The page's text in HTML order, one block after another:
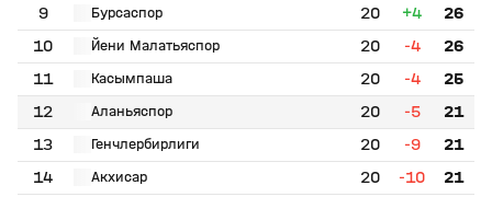
9
Бурсаспор 20 +4
26
10
Йени Малатьяспор 20 -4
26
11
Касымпаша 20 -4
25
12
Аланьяспор 20 -5
21
13
Генчлербирлиги 20 -9
21
14
Акхисар 20 -10
21